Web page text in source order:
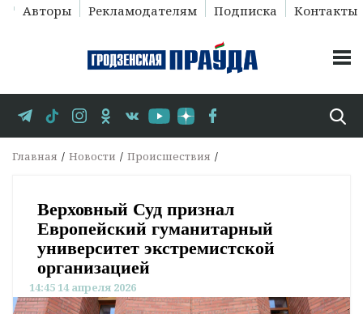
Авторы Рекламодателям Подписка Контакты
Главная Новости Происшествия
Верховный Суд признал
Европейский гуманитарный
университет экстремистской
организацией
14:45 14 апреля 2026